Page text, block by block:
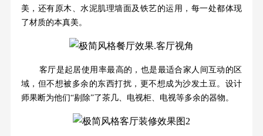
美，还有原木、水泥肌理墙面及铁艺的运用，每一处都体现
了材质的本真美。
客厅是起居使用率最高的，也是最适合家人间互动的区
域，但不想被多余的东西打扰，更不想成为沙发土豆。设计
师果断为他们“剔除”了茶几、电视柜、电视等多余的器物。